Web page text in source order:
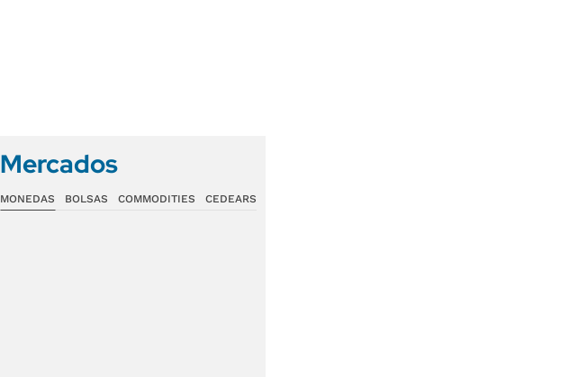
Mercados
MONEDAS BOLSAS COMMODITIES CEDEARS